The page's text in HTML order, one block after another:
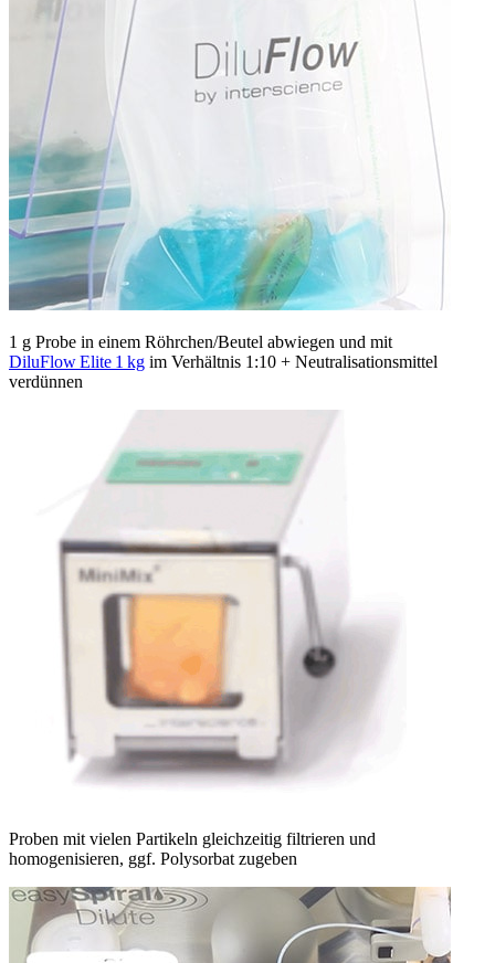
1 g Probe in einem Röhrchen/Beutel abwiegen und mit
DiluFlow Elite 1 kg im Verhältnis 1:10 + Neutra­lisa­tions­mittel
verdünnen
Proben mit vielen Partikeln gleichzeitig filtrieren und
homogenisieren, ggf. Polysorbat zugeben